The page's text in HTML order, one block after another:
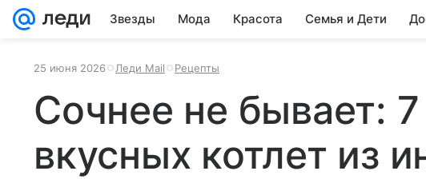
Звезды Мода Красота Семья и Дети
25 июня 2026 Леди Mail Рецепты
Сочнее не бывает:
вкусных котлет из